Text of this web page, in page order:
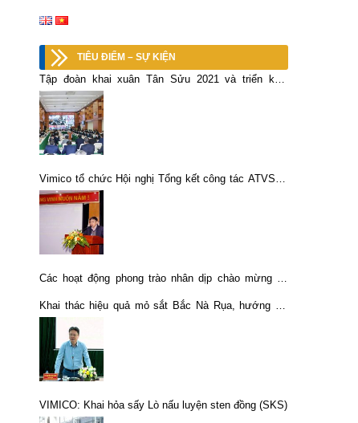
TIÊU ĐIỂM – SỰ KIỆN
Tập đoàn khai xuân Tân Sửu 2021 và triển khai
nhiệm vụ trong tình hình mới
Vimico tổ chức Hội nghị Tổng kết công tác ATVSLĐ
và BVMT năm 2017 triển khai nhiệm vụ, giải pháp
thực hiện năm 2018
Các hoạt động phong trào nhân dịp chào mừng kỷ
Vinacomin (27/10) và Ngày truyền thống công nhân
Khai thác hiệu quả mỏ sắt Bắc Nà Rụa, hướng tới
chế biến sâu phôi thép
VIMICO: Khai hỏa sấy Lò nấu luyện sten đồng (SKS)